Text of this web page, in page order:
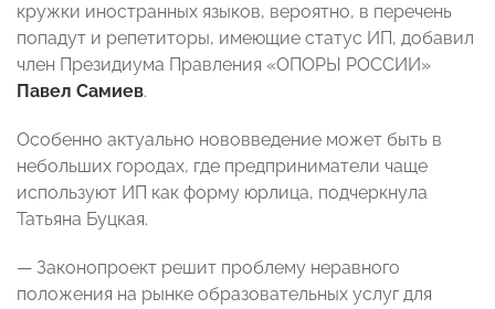
кружки иностранных языков, вероятно, в перечень
попадут и репетиторы, имеющие статус ИП, добавил
член Президиума Правления «ОПОРЫ РОССИИ»
Павел Самиев.
Особенно актуально нововведение может быть в
небольших городах, где предприниматели чаще
используют ИП как форму юрлица, подчеркнула
Татьяна Буцкая.
— Законопроект решит проблему неравного
положения на рынке образовательных услуг для